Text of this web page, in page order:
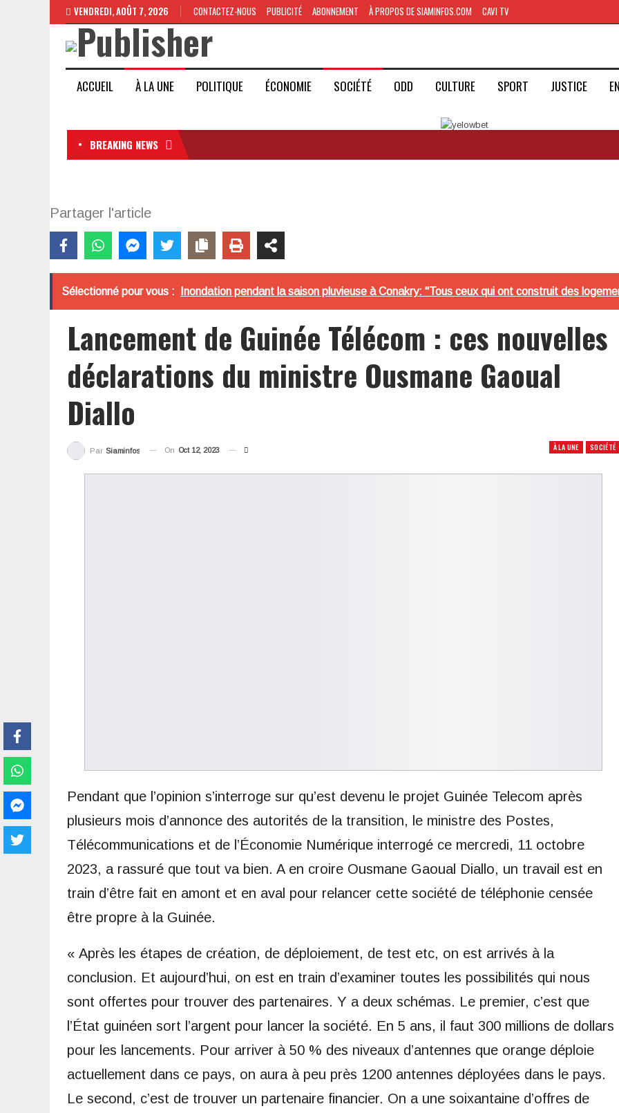
VENDREDI, AOÛT 7, 2026 CONTACTEZ-NOUS PUBLICITÉ ABONNEMENT À PROPOS DE SIAMINFOS.COM CAVI TV
ACCUEIL À LA UNE POLITIQUE ÉCONOMIE SOCIÉTÉ ODD CULTURE SPORT JUSTICE
BREAKING NEWS
Partager l'article
Sélectionné pour vous : Inondation pendant la saison pluvieuse à Conakry: "Tous ceux qui ont construit des
Lancement de Guinée Télécom : ces nouvelles
déclarations du ministre Ousmane Gaoual
Diallo
À LA UNE SOCIÉTÉ
Par Siaminfos On Oct 12, 2023
Pendant que l’opinion s’interroge sur qu’est devenu le projet Guinée Telecom après
plusieurs mois d’annonce des autorités de la transition, le ministre des Postes,
Télécommunications et de l’Économie Numérique interrogé ce mercredi, 11 octobre
2023, a rassuré que tout va bien. A en croire Ousmane Gaoual Diallo, un travail est en
train d’être fait en amont et en aval pour relancer cette société de téléphonie censée
être propre à la Guinée.
« Après les étapes de création, de déploiement, de test etc, on est arrivés à la
conclusion. Et aujourd’hui, on est en train d’examiner toutes les possibilités qui nous
sont offertes pour trouver des partenaires. Y a deux schémas. Le premier, c’est que
l’État guinéen sort l’argent pour lancer la société. En 5 ans, il faut 300 millions de dollars
pour les lancements. Pour arriver à 50 % des niveaux d’antennes que orange déploie
actuellement dans ce pays, on aura à peu près 1200 antennes déployées dans le pays.
Le second, c’est de trouver un partenaire financier. On a une soixantaine d’offres de